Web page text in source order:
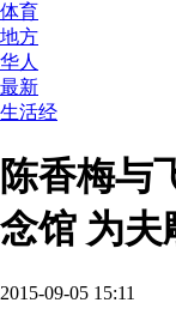
体育
地方
华人
最新
生活经
陈香梅与
念馆 为夫
2015-09-05 15:11